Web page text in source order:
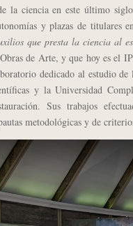
ciencia en este último siglo
y plazas de
que presta la ciencia al
de Arte, y que hoy es el
dedicado al estudio
y la Universidad
Sus trabajos
metodológicas y de